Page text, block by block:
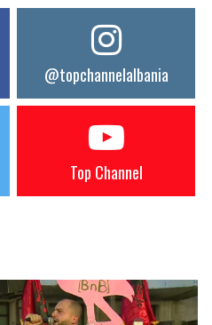
@topchannelalbania
Top Channel